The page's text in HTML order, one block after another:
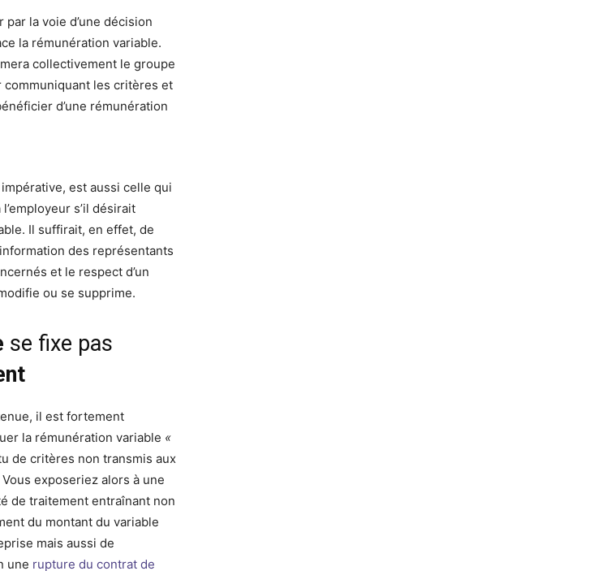
par la voie d’une décision
la rémunération variable.
collectivement le groupe
les critères et
d’une rémunération
est aussi celle qui
s’il désirait
Il suffirait, en effet, de
des représentants
et le respect d’un
ou se supprime.
se fixe pas
il est fortement
la rémunération variable «
de critères non transmis aux
exposeriez alors à une
de traitement entraînant non
du montant du variable
mais aussi de
une rupture du contrat de